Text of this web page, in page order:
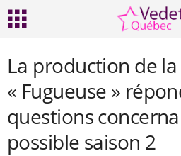
La production de
« Fugueuse »
questions
possible saison 2